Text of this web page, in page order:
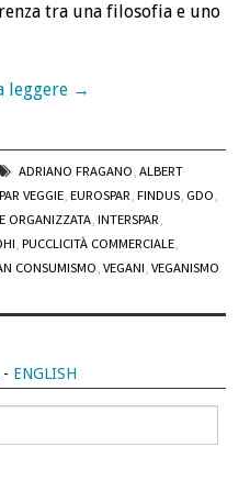
tra una filosofia e uno
leggere →
ADRIANO FRAGANO, ALBERT
VEGGIE,EUROSPAR,FINDUS, GDO,
ORGANIZZATA,INTERSPAR,
,PUCCLICITÀ COMMERCIALE,
CONSUMISMO,VEGANI,VEGANISMO
ENGLISH